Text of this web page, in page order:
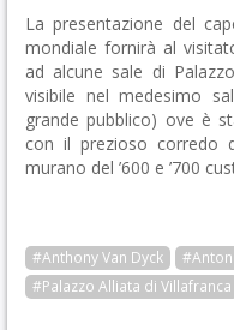
La presentazione del
mondiale fornirà al
ad alcune sale di
visibile nel medesimo
grande pubblico) ove è
con il prezioso corredo
murano del ’600 e ’700
#Anthony Van Dyck #Anton
#Palazzo Alliata di Villafranca